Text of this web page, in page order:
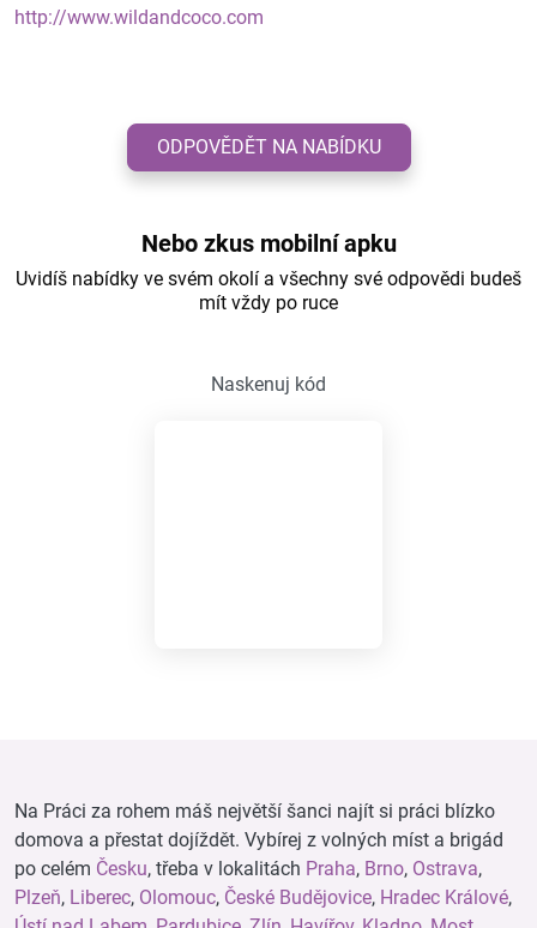
http://www.wildandcoco.com
ODPOVĚDĚT NA NABÍDKU
Nebo zkus mobilní apku
Uvidíš nabídky ve svém okolí a všechny své odpovědi budeš
mít vždy po ruce
Naskenuj kód
Na Práci za rohem máš největší šanci najít si práci blízko
domova a přestat dojíždět. Vybírej z volných míst a brigád
po celém Česku, třeba v lokalitách Praha, Brno, Ostrava,
Plzeň, Liberec, Olomouc, České Budějovice, Hradec Králové,